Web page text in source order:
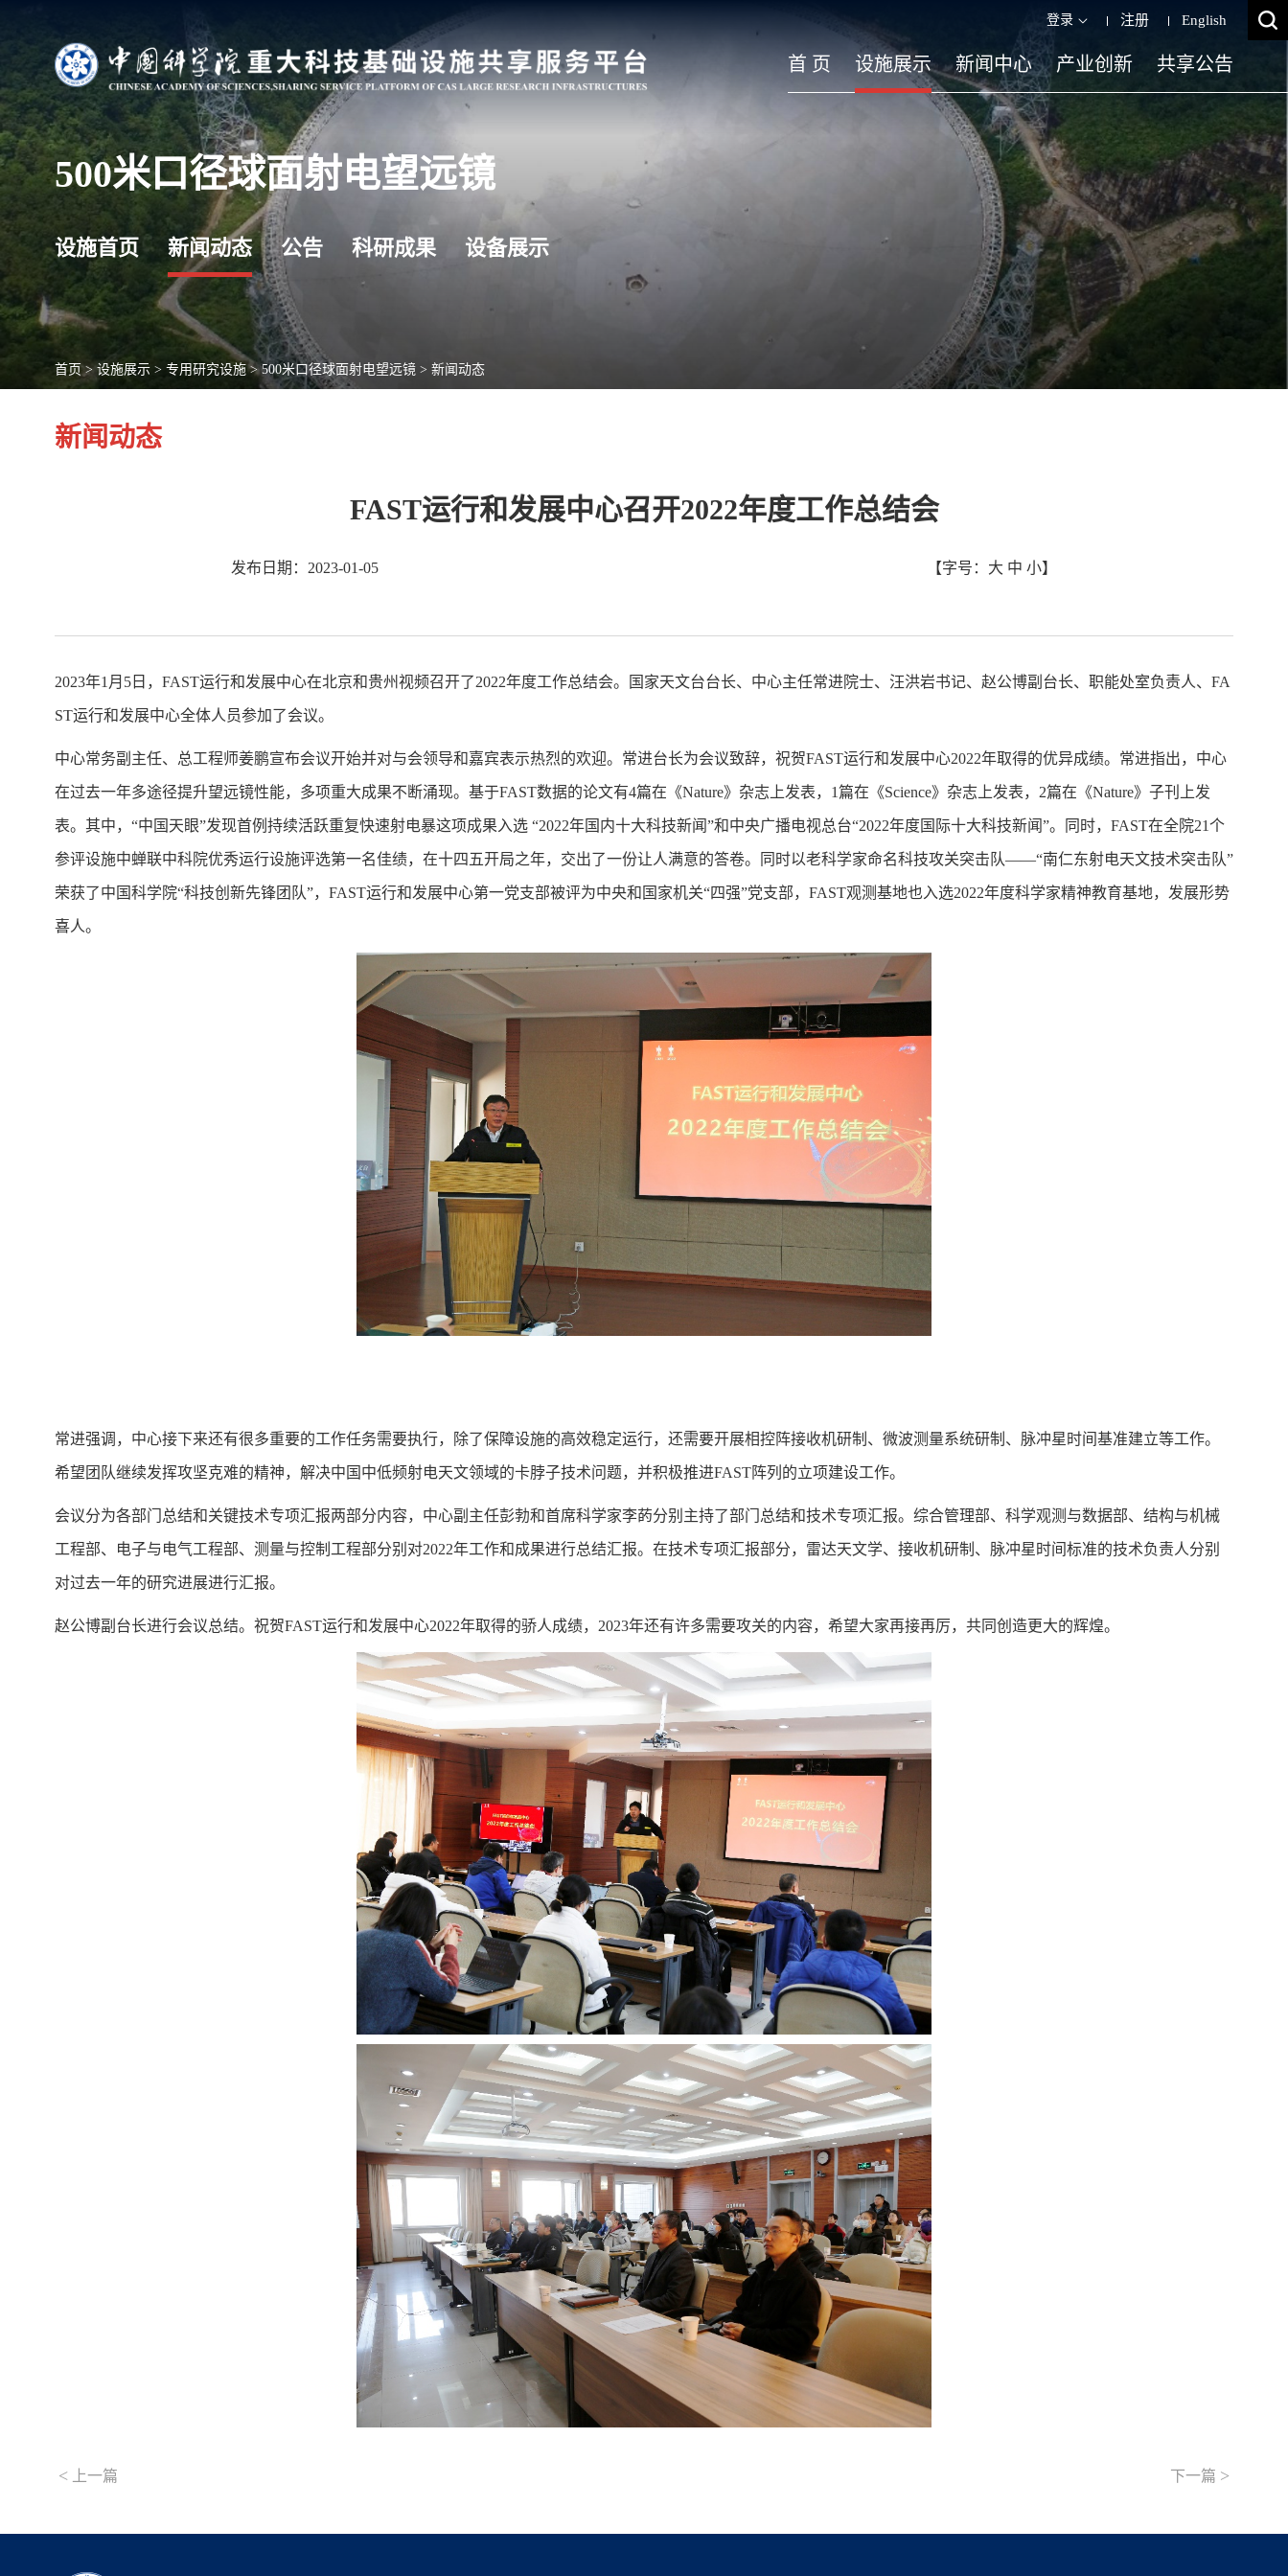
登录 注册 English
首 页 设施展示 新闻中心 产业创新 共享公告
500米口径球面射电望远镜
设施首页 新闻动态 公告 科研成果 设备展示
首页> 设施展示 > 专用研究设施>500米口径球面射电望远镜 > 新闻动态
新闻动态
FAST运行和发展中心召开2022年度工作总结会
发布日期：2023-01-05 【字号： 大 中 小】
2023年1月5日，FAST运行和发展中心在北京和贵州视频召开了2022年度工作总结会。国家天文台台长、中心主任常进院士、汪洪岩书记、赵公博副台长、职能处室负责人、FA
ST运行和发展中心全体人员参加了会议。
中心常务副主任、总工程师姜鹏宣布会议开始并对与会领导和嘉宾表示热烈的欢迎。常进台长为会议致辞，祝贺FAST运行和发展中心2022年取得的优异成绩。常进指出，中心
在过去一年多途径提升望远镜性能，多项重大成果不断涌现。基于FAST数据的论文有4篇在《Nature》杂志上发表，1篇在《Science》杂志上发表，2篇在《Nature》子刊上发
表。其中，“中国天眼”发现首例持续活跃重复快速射电暴这项成果入选 “2022年国内十大科技新闻”和中央广播电视总台“2022年度国际十大科技新闻”。同时，FAST在全院21个
参评设施中蝉联中科院优秀运行设施评选第一名佳绩，在十四五开局之年，交出了一份让人满意的答卷。同时以老科学家命名科技攻关突击队——“南仁东射电天文技术突击队”
荣获了中国科学院“科技创新先锋团队”，FAST运行和发展中心第一党支部被评为中央和国家机关“四强”党支部，FAST观测基地也入选2022年度科学家精神教育基地，发展形势
喜人。
常进强调，中心接下来还有很多重要的工作任务需要执行，除了保障设施的高效稳定运行，还需要开展相控阵接收机研制、微波测量系统研制、脉冲星时间基准建立等工作。
希望团队继续发挥攻坚克难的精神，解决中国中低频射电天文领域的卡脖子技术问题，并积极推进FAST阵列的立项建设工作。
会议分为各部门总结和关键技术专项汇报两部分内容，中心副主任彭勃和首席科学家李菂分别主持了部门总结和技术专项汇报。综合管理部、科学观测与数据部、结构与机械
工程部、电子与电气工程部、测量与控制工程部分别对2022年工作和成果进行总结汇报。在技术专项汇报部分，雷达天文学、接收机研制、脉冲星时间标准的技术负责人分别
对过去一年的研究进展进行汇报。
赵公博副台长进行会议总结。祝贺FAST运行和发展中心2022年取得的骄人成绩，2023年还有许多需要攻关的内容，希望大家再接再厉，共同创造更大的辉煌。
< 上一篇 下一篇 >